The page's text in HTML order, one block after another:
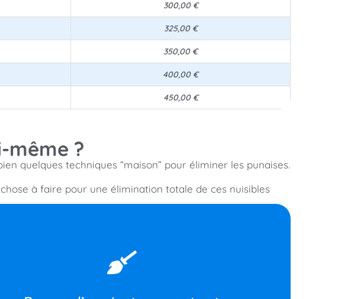
300,00 €
325,00 €
350,00 €
400,00 €
450,00 €
même ?
quelques techniques “maison” pour éliminer les punaises.
à faire pour une élimination totale de ces nuisibles
sommier, plinthes, fissures, meubles, etc.) Une fois terminé, jetez le
sac dans un sac poubelle hermétique.